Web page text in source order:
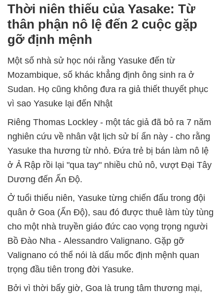
Thời niên thiếu của Yasake: Từ
thân phận nô lệ đến 2 cuộc gặp
gỡ định mệnh
Một số nhà sử học nói rằng Yasuke đến từ
Mozambique, số khác khẳng định ông sinh ra ở
Sudan. Họ cũng không đưa ra giả thiết thuyết phục
vì sao Yasuke lại đến Nhật
Riêng Thomas Lockley - một tác giả đã bỏ ra 7 năm
nghiên cứu về nhân vật lịch sử bí ẩn này - cho rằng
Yasuke tha hương từ nhỏ. Đứa trẻ bị bán làm nô lệ
ở Ả Rập rồi lại "qua tay" nhiều chủ nô, vượt Đại Tây
Dương đến Ấn Độ.
Ở tuổi thiếu niên, Yasuke từng chiến đấu trong đội
quân ở Goa (Ấn Độ), sau đó được thuê làm tùy tùng
cho một nhà truyền giáo đức cao vọng trọng người
Bồ Đào Nha - Alessandro Valignano. Gặp gỡ
Valignano có thể nói là dấu mốc định mệnh quan
trọng đầu tiên trong đời Yasuke.
Bởi vì thời bấy giờ, Goa là trung tâm thương mại,